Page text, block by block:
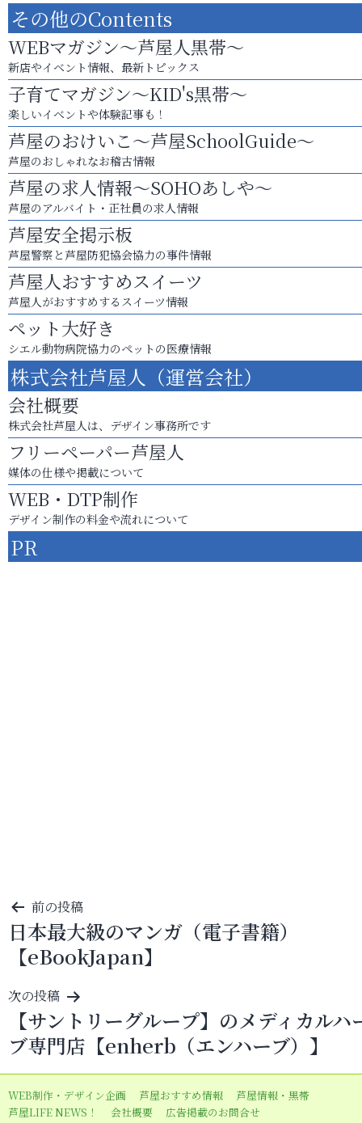
その他のContents
WEBマガジン～芦屋人黒帯～
新店やイベント情報、最新トピックス
子育てマガジン～KID's黒帯～
楽しいイベントや体験記事も！
芦屋のおけいこ～芦屋SchoolGuide～
芦屋のおしゃれなお稽古情報
芦屋の求人情報～SOHOあしや～
芦屋のアルバイト・正社員の求人情報
芦屋安全掲示板
芦屋警察と芦屋防犯協会協力の事件情報
芦屋人おすすめスイーツ
芦屋人がおすすめするスイーツ情報
ペット大好き
シエル動物病院協力のペットの医療情報
株式会社芦屋人（運営会社）
会社概要
株式会社芦屋人は、デザイン事務所です
フリーペーパー芦屋人
媒体の仕様や掲載について
WEB・DTP制作
デザイン制作の料金や流れについて
PR
投
稿
ナ
ビ
ゲ
ー
シ
ョ
ン
前の投稿
日本最大級のマンガ（電子書籍）
【eBookJapan】
次の投稿
【サントリーグループ】のメディカルハ
ブ専門店【enherb（エンハーブ）】
WEB制作・デザイン企画 芦屋おすすめ情報
芦屋情報・黒帯
芦屋LIFE NEWS！
会社概要 広告掲載のお問合せ